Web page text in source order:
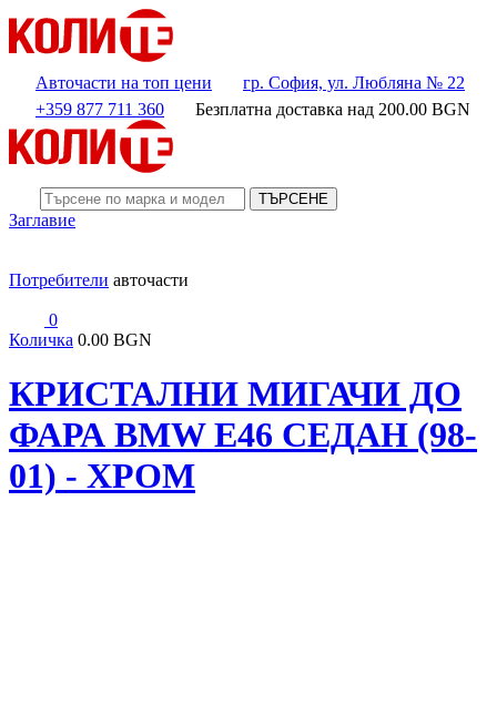
Авточасти на топ цени
гр. София, ул. Любляна № 22
+359 877 711 360
Безплатна доставка над 200.00 BGN
ТЪРСЕНЕ
Заглавие
Потребители авточасти
0
Количка 0.00 BGN
КРИСТАЛНИ МИГАЧИ ДО
ФАРА BMW E46 СЕДАН (98-
01) - ХРОМ